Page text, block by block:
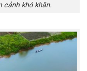
cảnh khó khăn.